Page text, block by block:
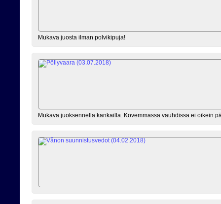
Mukava juosta ilman polvikipuja!
Mukava juoksennella kankailla. Kovemmassa vauhdissa ei oikein